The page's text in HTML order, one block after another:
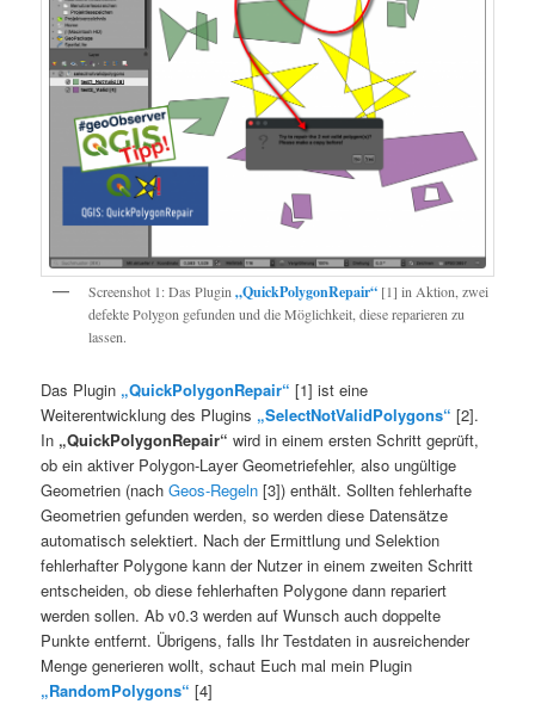
Screenshot 1: Das Plugin„QuickPolygonRepair“ [1] in Aktion, zwei
defekte Polygon gefunden und die Möglichkeit, diese reparieren zu
lassen.
Das Plugin „QuickPolygonRepair“ [1] ist eine
Weiterentwicklung des Plugins „SelectNotValidPolygons“ [2].
In „QuickPolygonRepair“ wird in einem ersten Schritt geprüft,
ob ein aktiver Polygon-Layer Geometriefehler, also ungültige
Geometrien (nachGeos-Regeln [3]) enthält. Sollten fehlerhafte
Geometrien gefunden werden, so werden diese Datensätze
automatisch selektiert. Nach der Ermittlung und Selektion
fehlerhafter Polygone kann der Nutzer in einem zweiten Schritt
entscheiden, ob diese fehlerhaften Polygone dann repariert
werden sollen. Ab v0.3 werden auf Wunsch auch doppelte
Punkte entfernt. Übrigens, falls Ihr Testdaten in ausreichender
Menge generieren wollt, schaut Euch mal mein Plugin
„RandomPolygons“ [4]